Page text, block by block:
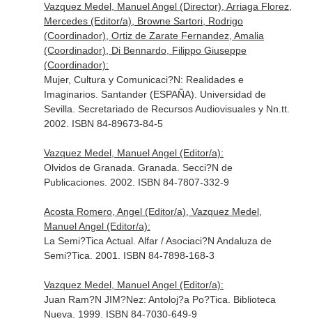
Vazquez Medel, Manuel Angel (Director), Arriaga Florez,
Mercedes (Editor/a), Browne Sartori, Rodrigo
(Coordinador), Ortiz de Zarate Fernandez, Amalia
(Coordinador), Di Bennardo, Filippo Giuseppe
(Coordinador):
Mujer, Cultura y Comunicaci?N: Realidades e
Imaginarios. Santander (ESPAÑA). Universidad de
Sevilla. Secretariado de Recursos Audiovisuales y Nn.tt.
2002. ISBN 84-89673-84-5
Vazquez Medel, Manuel Angel (Editor/a):
Olvidos de Granada. Granada. Secci?N de
Publicaciones. 2002. ISBN 84-7807-332-9
Acosta Romero, Angel (Editor/a), Vazquez Medel,
Manuel Angel (Editor/a):
La Semi?Tica Actual. Alfar / Asociaci?N Andaluza de
Semi?Tica. 2001. ISBN 84-7898-168-3
Vazquez Medel, Manuel Angel (Editor/a):
Juan Ram?N JIM?Nez: Antoloj?a Po?Tica. Biblioteca
Nueva. 1999. ISBN 84-7030-649-9